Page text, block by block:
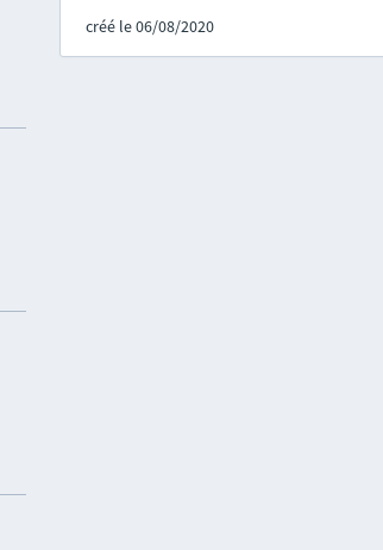
créé le 06/08/2020